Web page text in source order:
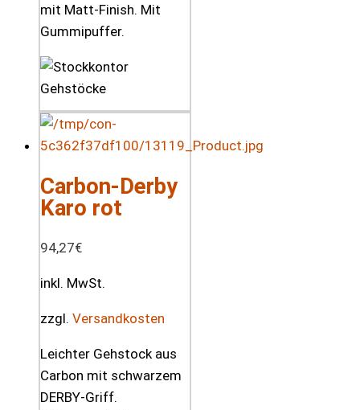
mit Matt-Finish. Mit
Gummipuffer.
Carbon-Derby
Karo rot
94,27€
inkl. MwSt.
zzgl. Versandkosten
Leichter Gehstock aus
Carbon mit schwarzem
DERBY-Griff.